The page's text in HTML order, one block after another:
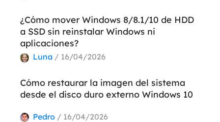
¿Cómo mover Windows 8/8.1/10 de HDD
a SSD sin reinstalar Windows ni
aplicaciones?
Luna / 16/04/2026
Cómo restaurar la imagen del sistema
desde el disco duro externo Windows 10
Pedro / 16/04/2026